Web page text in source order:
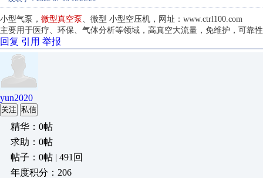
小型气泵， 微型真空泵 、微型 小型空压机，网址： www.ctrl100.com
主要用于医疗、环保、气体分析等领域，高真空大流量，免维护，可靠
回复 引用 举报
yun2020
关注 私信
精华：0帖
求助：0帖
帖子：0帖 | 491回
年度积分：206